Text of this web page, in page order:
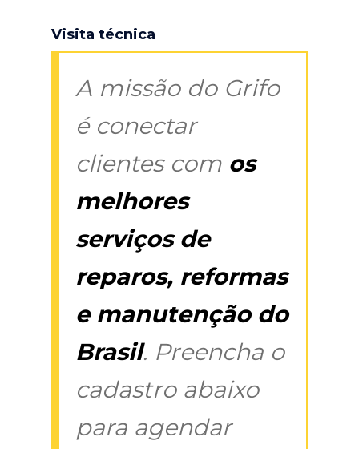
Visita técnica
A missão do Grifo
é conectar
clientes com os
melhores
serviços de
reparos, reformas
e manutenção do
Brasil. Preencha o
cadastro abaixo
para agendar